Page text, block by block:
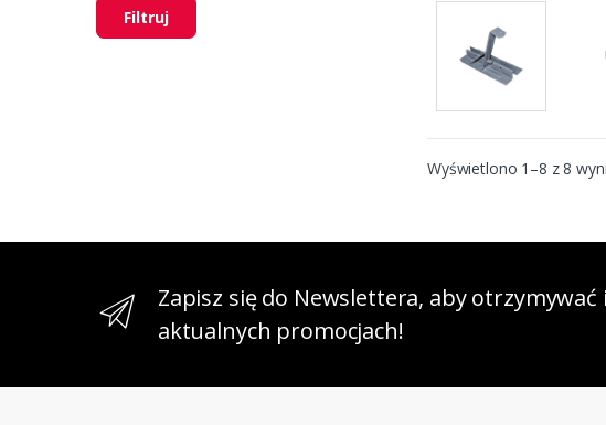
Filtruj
Wyświetlono 1–8 z 8
Zapisz się do Newslettera, aby
aktualnych promocjach!